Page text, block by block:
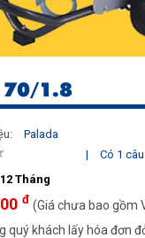
70/1.8
Palada
|
Có 1
12 Tháng
đ (Giá chưa bao gồm
quý khách lấy hóa đơn